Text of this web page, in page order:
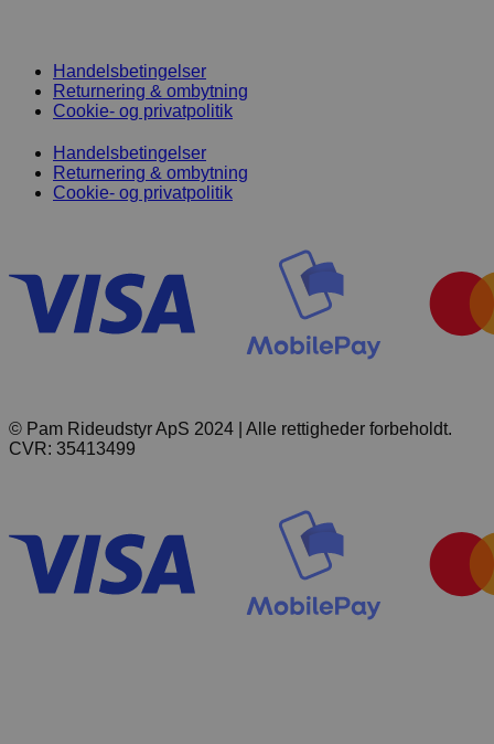
Handelsbetingelser
Returnering & ombytning
Cookie- og privatpolitik
Handelsbetingelser
Returnering & ombytning
Cookie- og privatpolitik
© Pam Rideudstyr ApS 2024 | Alle rettigheder forbeholdt.
CVR: 35413499